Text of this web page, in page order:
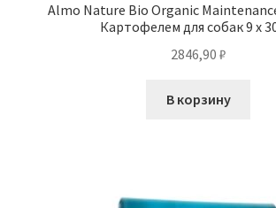
Almo Nature Bio Organic
Картофелем для собак 9 x
2846,90 ₽
В корзину